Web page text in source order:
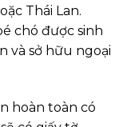
Thái Lan.
chó được sinh
và sở hữu ngoại
hoàn toàn có